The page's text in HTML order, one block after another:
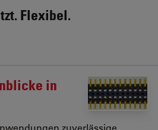
Flexibel.
in
zuverlässige